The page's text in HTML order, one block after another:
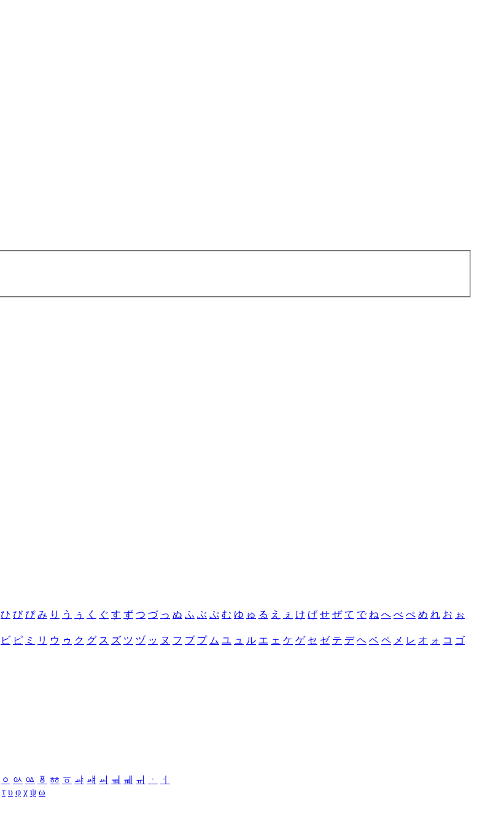
ひ び ぴ み り う ぅ く ぐ す ず つ づ っ ぬ ふ ぶ ぷ む ゆ ゅ る え ぇ け げ せ ぜ て で ね へ べ ぺ め れ お ぉ
ビ ピ ミ リ ウ ゥ ク グ ス ズ ツ ヅ ッ ヌ フ ブ プ ム ユ ュ ル エ ェ ケ ゲ セ ゼ テ デ ヘ ベ ペ メ レ オ ォ コ ゴ
ㆁ ㆂ ㆃ ㆄ ㆅ ㆆ ㆇ ㆈ ㆉ ㆊ ㆋ ㆌ ㆍ
ㆎ
τ υ φ χ ψ ω